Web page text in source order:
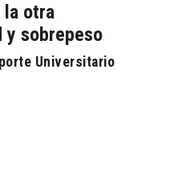
otra
y sobrepeso
Universitario